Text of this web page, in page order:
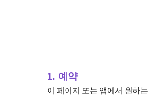
1. 예약
이 페이지 또는 앱에서 원하